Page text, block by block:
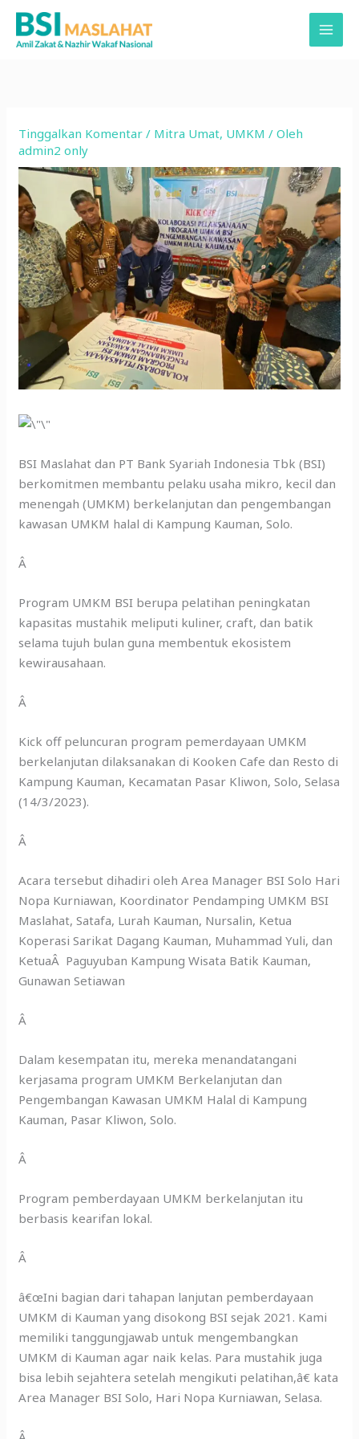
Lewati
konten
Tinggalkan Komentar / Mitra Umat, UMKM / Oleh
admin2 only
BSI Maslahat dan PT Bank Syariah Indonesia Tbk (BSI)
berkomitmen membantu pelaku usaha mikro, kecil dan
menengah (UMKM) berkelanjutan dan pengembangan
kawasan UMKM halal di Kampung Kauman, Solo.
Â
Program UMKM BSI berupa pelatihan peningkatan
kapasitas mustahik meliputi kuliner, craft, dan batik
selama tujuh bulan guna membentuk ekosistem
kewirausahaan.
Â
Kick off peluncuran program pemerdayaan UMKM
berkelanjutan dilaksanakan di Kooken Cafe dan Resto di
Kampung Kauman, Kecamatan Pasar Kliwon, Solo, Selasa
(14/3/2023).
Â
Acara tersebut dihadiri oleh Area Manager BSI Solo Hari
Nopa Kurniawan, Koordinator Pendamping UMKM BSI
Maslahat, Satafa, Lurah Kauman, Nursalin, Ketua
Koperasi Sarikat Dagang Kauman, Muhammad Yuli, dan
KetuaÂ Paguyuban Kampung Wisata Batik Kauman,
Gunawan Setiawan
Â
Dalam kesempatan itu, mereka menandatangani
kerjasama program UMKM Berkelanjutan dan
Pengembangan Kawasan UMKM Halal di Kampung
Kauman, Pasar Kliwon, Solo.
Â
Program pemberdayaan UMKM berkelanjutan itu
berbasis kearifan lokal.
Â
â€œIni bagian dari tahapan lanjutan pemberdayaan
UMKM di Kauman yang disokong BSI sejak 2021. Kami
memiliki tanggungjawab untuk mengembangkan
UMKM di Kauman agar naik kelas. Para mustahik juga
bisa lebih sejahtera setelah mengikuti pelatihan,â€ kata
Area Manager BSI Solo, Hari Nopa Kurniawan, Selasa.